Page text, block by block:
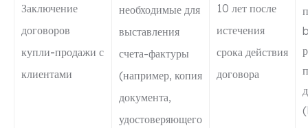
Заключение
договоров
купли-продажи с
клиентами
необходимые для
выставления
счета-фактуры
(например, копия
документа,
удостоверяющего
10 лет после
истечения
срока действия
договора